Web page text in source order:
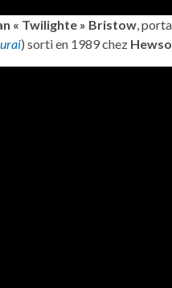
« Twilighte » Bristow ,
) sorti en 1989 chez